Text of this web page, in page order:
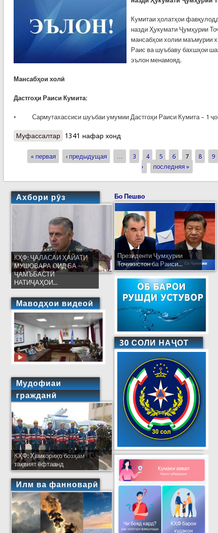
Кумитаи ҳолатҳои
назди Ҳукумати Ҷумҳурии
мансабҳои холии маъмурии
Раис ва шуъбаву бахшҳои
эълон менамояд.
Мансабҳои холӣ
Дастгоҳи Раиси Кумита:
• Сармутахассиси шуъбаи умумии Дастгоҳи Раиси Кумита – 1
Муфассалтаро ОЗМУН БАРОИ ИШҒОЛИ МАНСАБҲОИ
1341 нафар хонд
Страницы
« первая ‹ предыдущая … 3 4 5 6 7 8
9
›
последняя »
Ахбори рӯз
КҲФ: ҶАЛАСАИ ҲАЙАТИ
МУШОВАРА ОИД БА
ҶАМЪБАСТИ
НАТИҶАҲОИ...
Маводҳои видеоӣ
Мудофиаи
гражданӣ
КҲФ: Ҳамкориҳо бозҳам
тақвият ёфтаанд
Илм ва фанноварӣ
Бо Пешво
Президенти Ҷумҳурии
Тоҷикистон ба Раиси...
30 СОЛИ НАҶОТ